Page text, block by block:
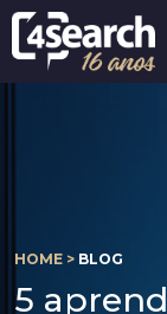
HOME > BLOG
5